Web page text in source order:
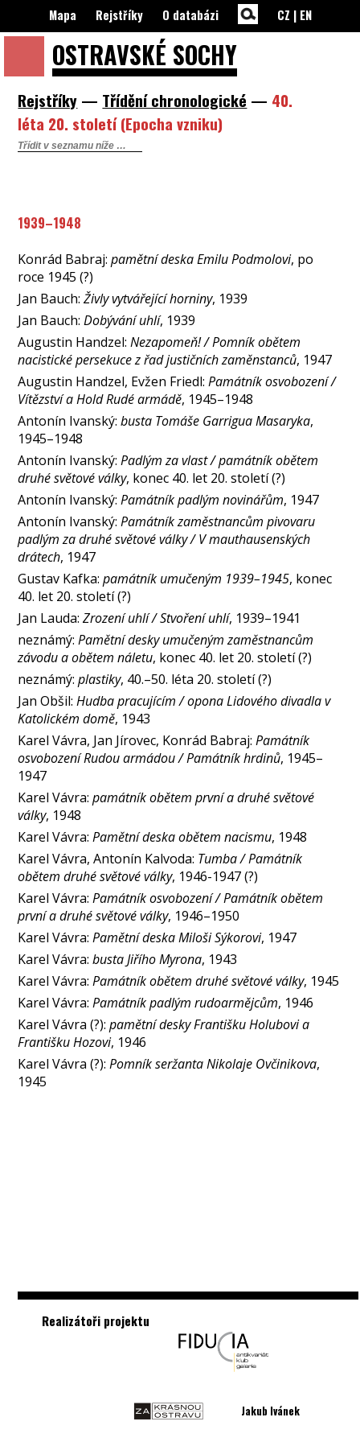
OSTRAVSKÉ SOCHY
Mapa Rejstříky O databázi CZ | EN
Rejstříky — Třídění chronologické — 40.
léta 20. století (Epocha vzniku)
1939–1948
Konrád Babraj:pamětní deska Emilu Podmolovi, po
roce 1945 (?)
Jan Bauch:Živly vytvářející horniny, 1939
Jan Bauch:Dobývání uhlí, 1939
Augustin Handzel:Nezapomeň! / Pomník obětem
nacistické persekuce z řad justičních zaměnstanců, 1947
Augustin Handzel, Evžen Friedl:Památník osvobození /
Vítězství a Hold Rudé armádě, 1945–1948
Antonín Ivanský:busta Tomáše Garrigua Masaryka,
1945–1948
Antonín Ivanský:Padlým za vlast / památník obětem
druhé světové války, konec 40. let 20. století (?)
Antonín Ivanský:Památník padlým novinářům, 1947
Antonín Ivanský:Památník zaměstnancům pivovaru
padlým za druhé světové války / V mauthausenských
drátech, 1947
Gustav Kafka:památník umučeným 1939–1945, konec
40. let 20. století (?)
Jan Lauda:Zrození uhlí / Stvoření uhlí, 1939–1941
neznámý:Pamětní desky umučeným zaměstnancům
závodu a obětem náletu, konec 40. let 20. století (?)
neznámý:plastiky, 40.–50. léta 20. století (?)
Jan Obšil:Hudba pracujícím / opona Lidového divadla v
Katolickém domě, 1943
Karel Vávra, Jan Jírovec, Konrád Babraj:Památník
osvobození Rudou armádou / Památník hrdinů, 1945–
1947
Karel Vávra:památník obětem první a druhé světové
války, 1948
Karel Vávra:Pamětní deska obětem nacismu, 1948
Karel Vávra, Antonín Kalvoda: Tumba / Památník
obětem druhé světové války, 1946-1947 (?)
Karel Vávra:Památník osvobození / Památník obětem
první a druhé světové války, 1946–1950
Karel Vávra:Pamětní deska Miloši Sýkorovi, 1947
Karel Vávra:busta Jiřího Myrona, 1943
Karel Vávra:Památník obětem druhé světové války, 1945
Karel Vávra:Památník padlým rudoarmějcům, 1946
Karel Vávra (?):pamětní desky Františku Holubovi a
Františku Hozovi, 1946
Karel Vávra (?):Pomník seržanta Nikolaje Ovčinikova,
1945
Realizátoři projektu
Jakub Ivánek